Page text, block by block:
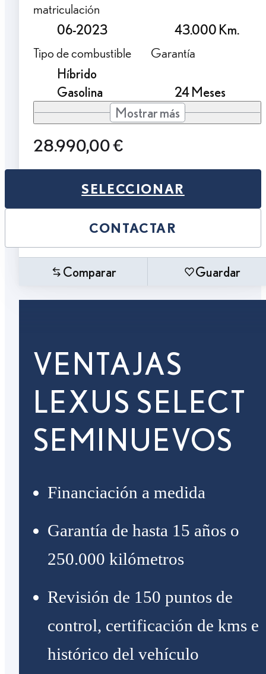
matriculación
06-2023
43.000 Km.
Tipo de combustible
Híbrido
Gasolina
Garantía
24 Meses
Mostrar más
28.990,00 €
SELECCIONAR
CONTACTAR
Comparar Guardar
VENTAJAS
LEXUS SELECT
SEMINUEVOS
Financiación a medida
Garantía de hasta 15 años o
250.000 kilómetros
Revisión de 150 puntos de
control, certificación de kms e
histórico del vehículo